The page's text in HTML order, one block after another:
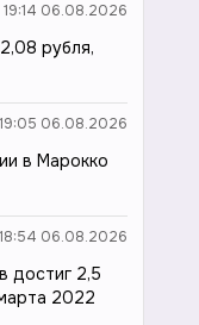
19:14 06.08.2026
рубля,
19:05 06.08.2026
в Марокко
18:54 06.08.2026
достиг 2,5
2022